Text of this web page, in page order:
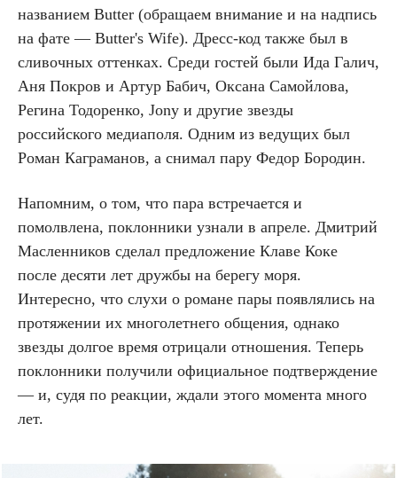
названием Butter (обращаем внимание и на надпись
на фате — Butter's Wife). Дресс-код также был в
сливочных оттенках. Среди гостей были Ида Галич,
Аня Покров и Артур Бабич, Оксана Самойлова,
Регина Тодоренко, Jony и другие звезды
российского медиаполя. Одним из ведущих был
Роман Каграманов, а снимал пару Федор Бородин.
Напомним, о том, что пара встречается и
помолвлена, поклонники узнали в апреле. Дмитрий
Масленников сделал предложение Клаве Коке
после десяти лет дружбы на берегу моря.
Интересно, что слухи о романе пары появлялись на
протяжении их многолетнего общения, однако
звезды долгое время отрицали отношения. Теперь
поклонники получили официальное подтверждение
— и, судя по реакции, ждали этого момента много
лет.